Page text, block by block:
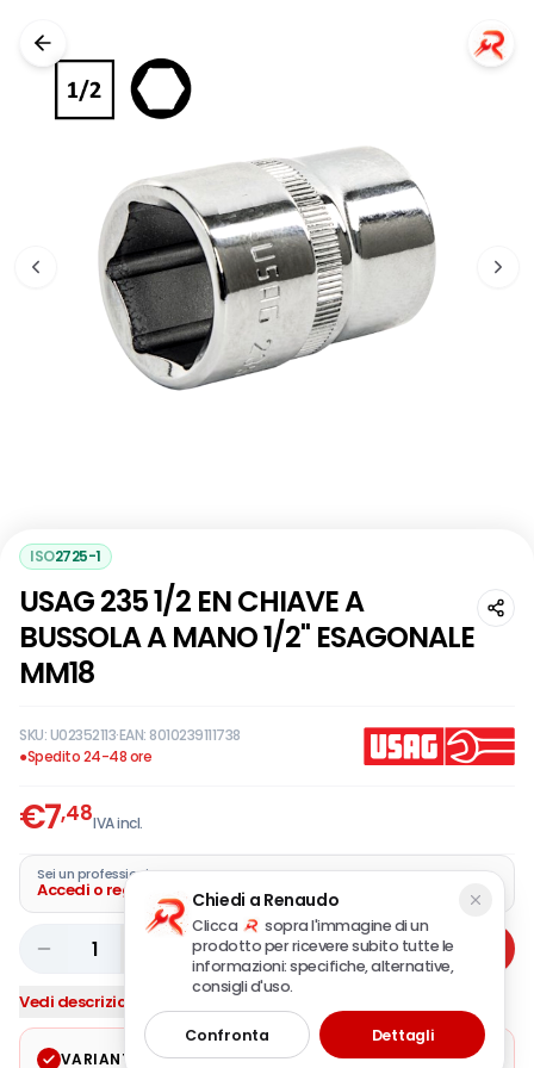
ISO2725-1
USAG 235 1/2 EN CHIAVE A
BUSSOLA A MANO 1/2" ESAGONALE
MM18
SKU:U02352113·EAN: 8010239111738
●Spedito 24-48 ore
€7,48IVA incl.
Sei un professionista?
Accedi o registra la tua azienda
1 Aggiungi
Vedi descrizione completa
VARIANTE SELEZIONATA Modifica
Chiedi a Renaudo
Clicca
sopra l'immagine di un
prodotto per ricevere subito tutte le
informazioni: specifiche, alternative,
consigli d'uso.
Confronta Dettagli